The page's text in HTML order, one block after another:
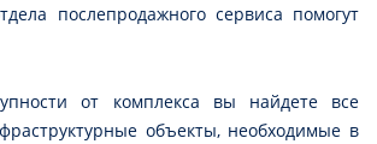
послепродажного сервиса помогут
от комплекса вы найдете все
объекты, необходимые в